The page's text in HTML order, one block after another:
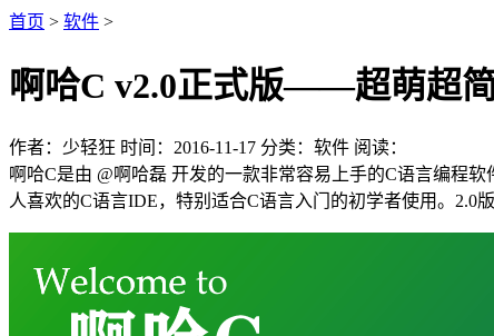
首页 > 软件 >
啊哈C v2.0正式版——超萌超简
作者：少轻狂 时间：2016-11-17 分类：软件 阅读：
啊哈C是由 @啊哈磊 开发的一款非常容易上手的C语言编程
人喜欢的C语言IDE，特别适合C语言入门的初学者使用。2.0